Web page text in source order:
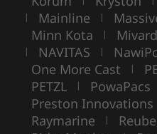
| Mainline |
Minn Kota |
| NAVITAS |
One More Cast |
PETZL | PowaPacs
Preston Innovations
Raymarine |